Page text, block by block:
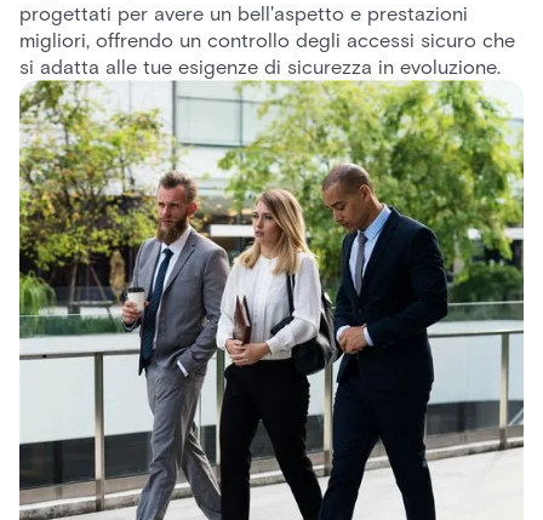
progettati per avere un bell'aspetto e prestazioni
migliori, offrendo un controllo degli accessi sicuro che
si adatta alle tue esigenze di sicurezza in evoluzione.